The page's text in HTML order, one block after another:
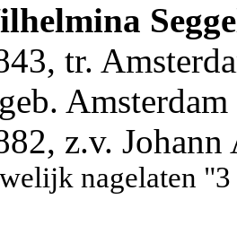
tr.
z.v.
nagelaten